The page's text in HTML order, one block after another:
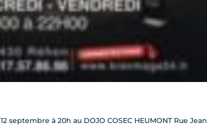
à 20h au DOJO COSEC HEUMONT Rue Jean